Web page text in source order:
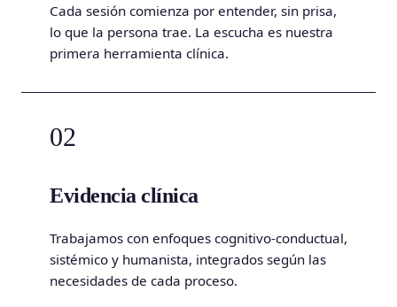
Cada sesión comienza por entender, sin prisa,
lo que la persona trae. La escucha es nuestra
primera herramienta clínica.
02
Evidencia clínica
Trabajamos con enfoques cognitivo-conductual,
sistémico y humanista, integrados según las
necesidades de cada proceso.